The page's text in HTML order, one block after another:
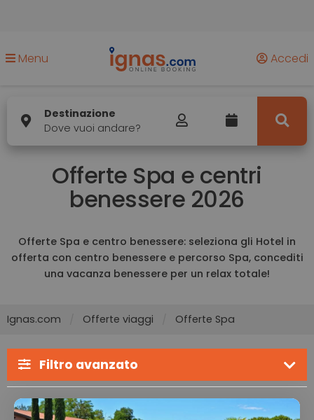
Menu Accedi
Destinazione
Dove vuoi andare?
Offerte Spa e centri
benessere 2026
Offerte Spa e centro benessere: seleziona gli Hotel in
offerta con centro benessere e percorso Spa, concediti
una vacanza benessere per un relax totale!
Ignas.com Offerte viaggi Offerte Spa
Filtro avanzato